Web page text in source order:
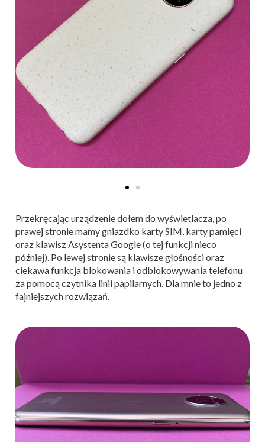
Przekręcając urządzenie dołem do wyświetlacza, po
prawej stronie mamy gniazdko karty SIM, karty pamięci
oraz klawisz Asystenta Google (o tej funkcji nieco
później). Po lewej stronie są klawisze głośności oraz
ciekawa funkcja blokowania i odblokowywania telefonu
za pomocą czytnika linii papilarnych. Dla mnie to jedno z
fajniejszych rozwiązań.